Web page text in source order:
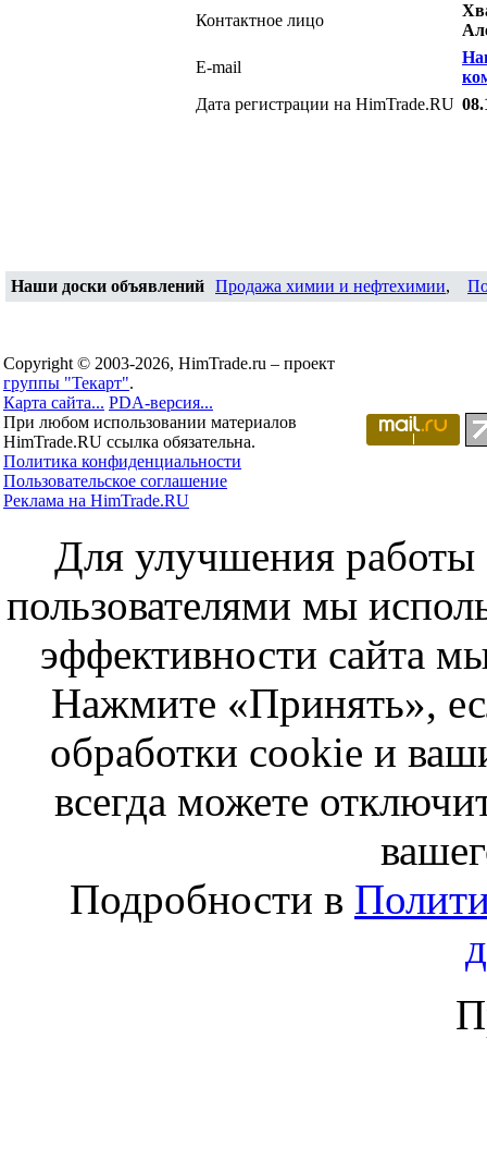
Контактное лицо
E-mail
Дата регистрации на HimTrade.RU
Наши доски объявлений Продажа химии и нефтехимии,
Copyright © 2003-2026, HimTrade.ru – проект
группы "Текарт".
Карта сайта... PDA-версия...
При любом использовании материалов
HimTrade.RU ссылка обязательна.
Политика конфиденциальности
Пользовательское соглашение
Реклама на HimTrade.RU
Для улучшения работы
пользователями мы
эффективности сайта
Нажмите «Принять»,
обработки cookie и
всегда можете
Подробности в